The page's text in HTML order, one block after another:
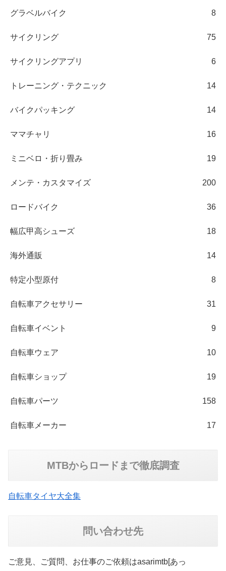
グラベルバイク 8
サイクリング 75
サイクリングアプリ 6
トレーニング・テクニック 14
バイクパッキング 14
ママチャリ 16
ミニベロ・折り畳み 19
メンテ・カスタマイズ 200
ロードバイク 36
幅広甲高シューズ 18
海外通販 14
特定小型原付 8
自転車アクセサリー 31
自転車イベント 9
自転車ウェア 10
自転車ショップ 19
自転車パーツ 158
自転車メーカー 17
MTBからロードまで徹底調査
自転車タイヤ大全集
問い合わせ先
ご意見、ご質問、お仕事のご依頼はasarimtb[あっ